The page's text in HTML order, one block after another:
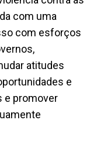
com uma
com esforços
atitudes
e
e promover